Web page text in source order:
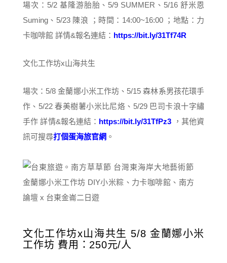
場次：5/2 基隆游胎胎、5/9 SUMMER、5/16 舒米恩
Suming、5/23 陳浪 ；時間：14:00~16:00 ；地點：力
卡咖啡館 詳情&報名連結： https://bit.ly/31Tf74R
文化工作坊x山海共生
場次：5/8 金蘭娜小米工作坊、5/15 森林系男孩花環手
作、5/22 春美樹薯小米比尼烙、5/29 巴司卡浪十字繡
手作 詳情&報名連結： https://bit.ly/31TfPz3 ，其他資
訊可搜尋打個蛋海旅官網 。
文化工作坊x山海共生 5/8 金蘭娜小米
工作坊 費用：250元/人